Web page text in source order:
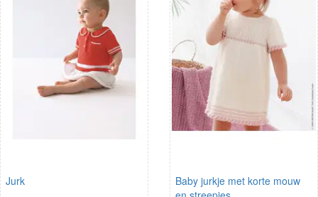
Jurk
Baby jurkje met korte mouw